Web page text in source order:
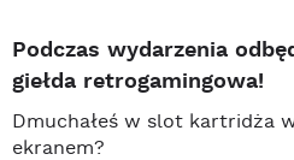
Podczas wydarzenia
giełda retrogamingowa!
Dmuchałeś w slot kartridża
ekranem?